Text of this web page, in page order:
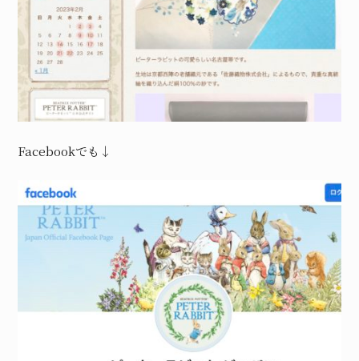
Facebookでも↓